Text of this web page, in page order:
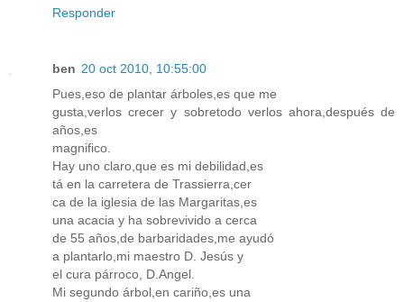
Responder
ben 20 oct 2010, 10:55:00
Pues,eso de plantar árboles,es que me
gusta,verlos crecer y sobretodo verlos ahora,después de
años,es
magnifico.
Hay uno claro,que es mi debilidad,es
tá en la carretera de Trassierra,cer
ca de la iglesia de las Margaritas,es
una acacia y ha sobrevivido a cerca
de 55 años,de barbaridades,me ayudó
a plantarlo,mi maestro D. Jesús y
el cura párroco, D.Angel.
Mi segundo árbol,en cariño,es una